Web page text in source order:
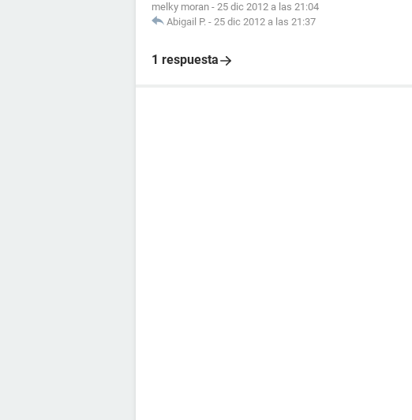
melky moran - 25 dic 2012 a las 21:04
Abigail P. - 25 dic 2012 a las 21:37
1 respuesta